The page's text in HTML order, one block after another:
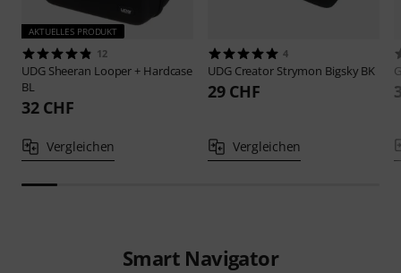
AKTUELLES PRODUKT
12
UDG Sheeran Looper + Hardcase
BL
32 CHF
Vergleichen
4
UDG Creator Strymon Bigsky BK
29 CHF
Vergleichen
Smart Navigator